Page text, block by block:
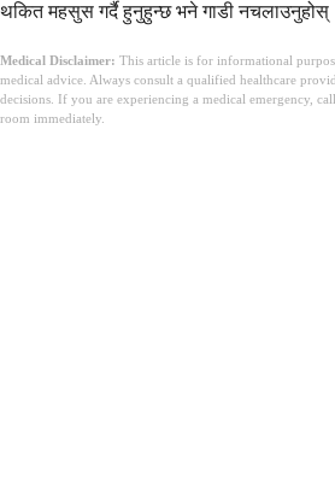
थकित महसुस गर्दै हुनुहुन्छ भने गाडी
Medical Disclaimer: This article is for informational
medical advice. Always consult a qualified healthcare
decisions. If you are experiencing a medical emergency,
room immediately.